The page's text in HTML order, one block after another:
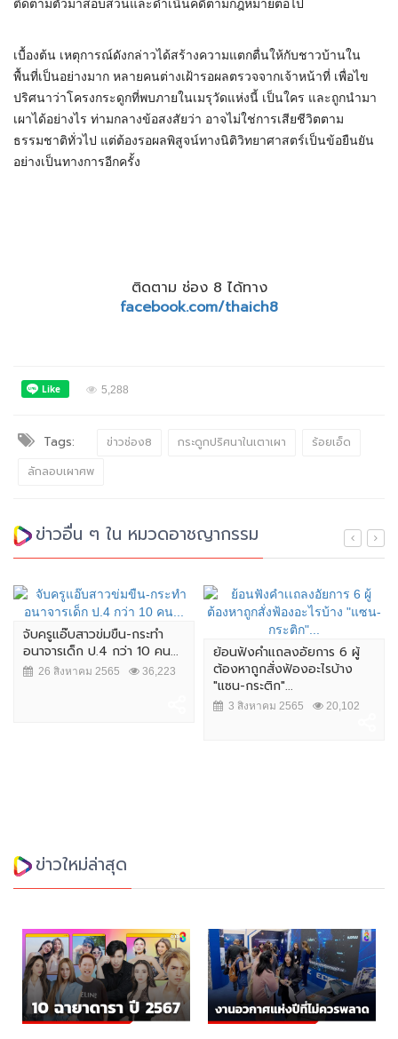
ติดตามตัวมาสอบสวนและดำเนินคดีตามกฎหมายต่อไป
เบื้องต้น เหตุการณ์ดังกล่าวได้สร้างความแตกตื่นให้กับชาวบ้านใน
พื้นที่เป็นอย่างมาก หลายคนต่างเฝ้ารอผลตรวจจากเจ้าหน้าที่ เพื่อไข
ปริศนาว่าโครงกระดูกที่พบภายในเมรุวัดแห่งนี้ เป็นใคร และถูกนำมา
เผาได้อย่างไร ท่ามกลางข้อสงสัยว่า อาจไม่ใช่การเสียชีวิตตาม
ธรรมชาติทั่วไป แต่ต้องรอผลพิสูจน์ทางนิติวิทยาศาสตร์เป็นข้อยืนยัน
อย่างเป็นทางการอีกครั้ง
ติดตาม ช่อง 8 ได้ทาง
facebook.com/thaich8
5,288
Tags: ข่าวช่อง8 กระดูกปริศนาในเตาเผา
ร้อยเอ็ด
ลักลอบเผาศพ
ข่าวอื่น ๆ ใน หมวดอาชญากรรม
จับครูแอ๊บสาวข่มขืน-กระทำ
อนาจารเด็ก ป.4 กว่า 10 คน...
26 สิงหาคม 2565 36,223
ย้อนฟังคำเเถลงอัยการ 6 ผู้
ต้องหาถูกสั่งฟ้องอะไรบ้าง
"แซน-กระติก"...
3 สิงหาคม 2565 20,102
ข่าวใหม่ล่าสุด